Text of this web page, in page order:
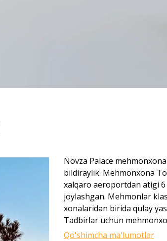
Novza Palace
bildiraylik. Mehmonxona
xalqaro aeroportdan atigi
joylashgan. Mehmonlar
xonalaridan birida qulay
Tadbirlar uchun
xonasini taklif etadi,
Qo'shimcha ma'lumotlar